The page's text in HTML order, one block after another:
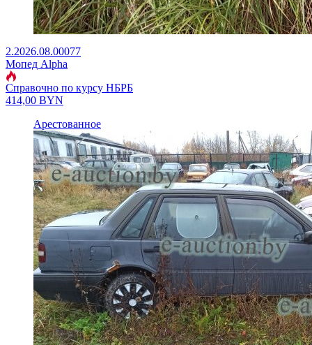
2.2026.08.00077
Мопед Alpha
Справочно по курсу НБРБ
414,00 BYN
Арестованное